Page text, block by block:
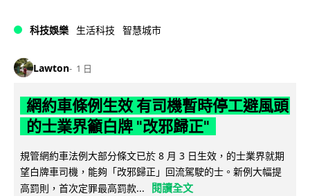
科技娛樂 生活科技 智慧城市
Lawton 1 日
網約車條例生效 有司機暫時停工避風頭
的士業界籲白牌 "改邪歸正"
規管網約車法例大部分條文已於 8 月 3 日生效，的士業界就期
望白牌車司機，能夠「改邪歸正」回流駕駛的士。新例大幅提
高罰則，首次定罪最高罰款...
閱讀全文